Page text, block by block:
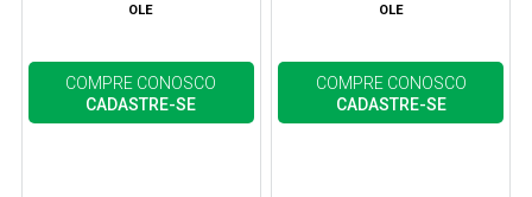
OLE
COMPRE CONOSCO
CADASTRE-SE
OLE
COMPRE CONOSCO
CADASTRE-SE